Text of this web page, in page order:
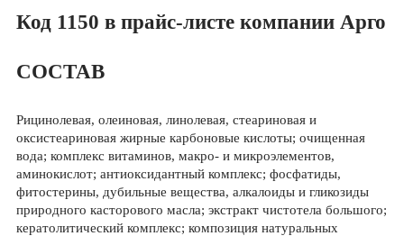
Код 1150 в прайс-листе компании Арго
СОСТАВ
Рицинолевая, олеиновая, линолевая, стеариновая и
оксистеариновая жирные карбоновые кислоты; очищенная
вода; комплекс витаминов, макро- и микроэлементов,
аминокислот; антиоксидантный комплекс; фосфатиды,
фитостерины, дубильные вещества, алкалоиды и гликозиды
природного касторового масла; экстракт чистотела большого;
кератолитический комплекс; композиция натуральных